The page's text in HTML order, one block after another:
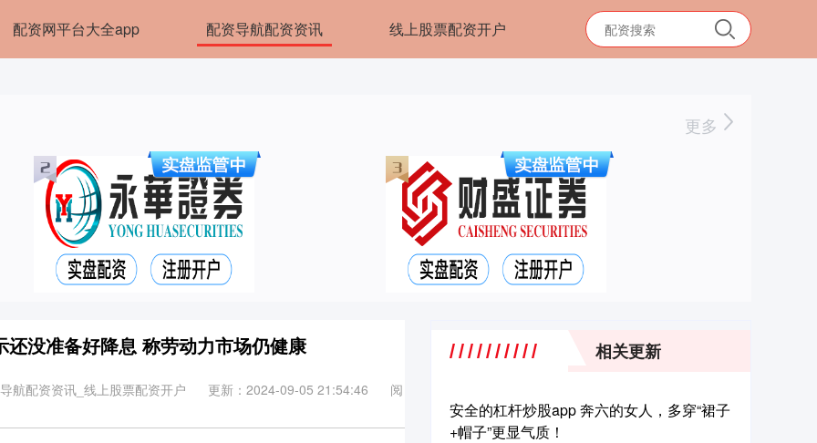
配资网平台大全app 配资导航配资资讯 线上股票配资开户
更多
没准备好降息 称劳动力市场仍健康
航配资资讯_线上股票配资开户 更新：2024-09-05 21:54:46 阅
相关更新
安全的杠杆炒股app 奔六的女人，多穿“裙子
+帽子”更显气质！